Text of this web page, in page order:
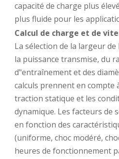
capacité de charge plus
plus fluide pour les
Calcul de charge et de
La sélection de la largeur
la puissance transmise, du
d"entraînement et des
calculs prennent en compte
traction statique et les
dynamique. Les facteurs de
en fonction des
(uniforme, choc modéré,
heures de fonctionnement